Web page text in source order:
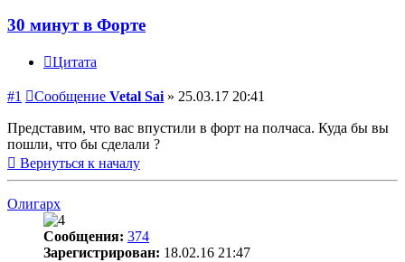
30 минут в Форте
Цитата
#1 Сообщение Vetal Sai » 25.03.17 20:41
Представим, что вас впустили в форт на полчаса. Куда бы вы
пошли, что бы сделали ?
Вернуться к началу
Олигарх
Сообщения: 374
Зарегистрирован: 18.02.16 21:47